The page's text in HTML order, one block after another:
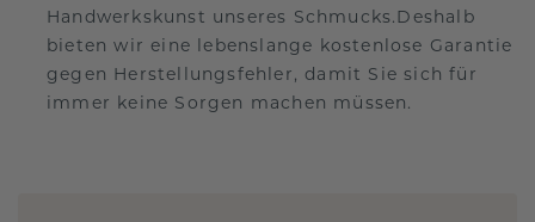
Handwerkskunst unseres Schmucks.Deshalb
bieten wir eine lebenslange kostenlose Garantie
gegen Herstellungsfehler, damit Sie sich für
immer keine Sorgen machen müssen.